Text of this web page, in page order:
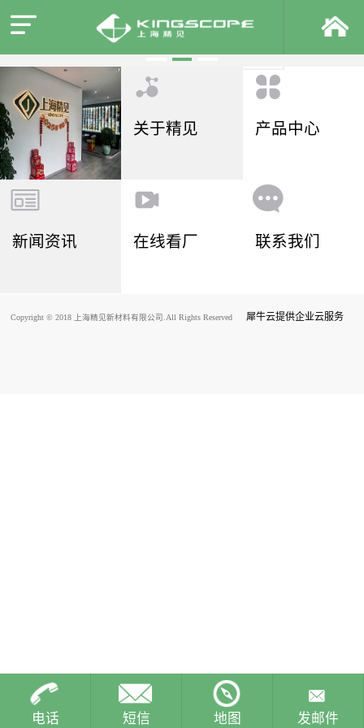
关于精见 产品中心
新闻资讯 在线看厂 联系我们
Copyright © 2018 上海精见新材料有限公司.All Rights Reserved 犀牛云提供企业云服务
电话 短信 地图 发邮件